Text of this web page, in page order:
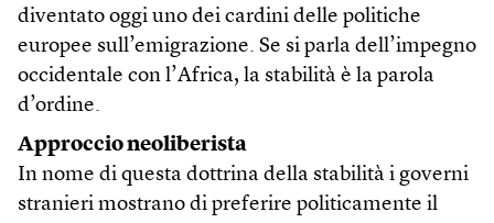
diventato oggi uno dei cardini delle politiche
europee sull’emigrazione. Se si parla dell’impegno
occidentale con l’Africa, la stabilità è la parola
d’ordine.
Approccio neoliberista
In nome di questa dottrina della stabilità i governi
stranieri mostrano di preferire politicamente il